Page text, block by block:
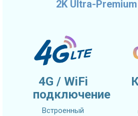
2K Ultra-
4G / WiFi
подключение
Встроенный